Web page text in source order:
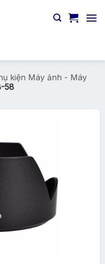
kiện Máy ảnh - Máy
58